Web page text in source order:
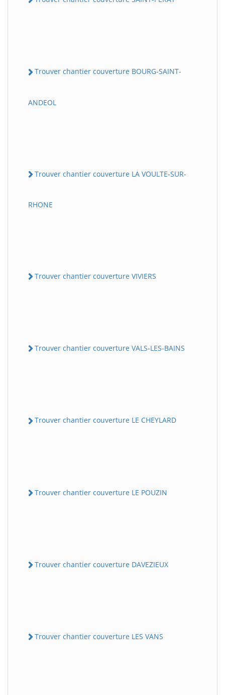
Trouver chantier couverture BOURG-SAINT-
ANDEOL
Trouver chantier couverture LA VOULTE-SUR-
RHONE
Trouver chantier couverture VIVIERS
Trouver chantier couverture VALS-LES-BAINS
Trouver chantier couverture LE CHEYLARD
Trouver chantier couverture LE POUZIN
Trouver chantier couverture DAVEZIEUX
Trouver chantier couverture LES VANS